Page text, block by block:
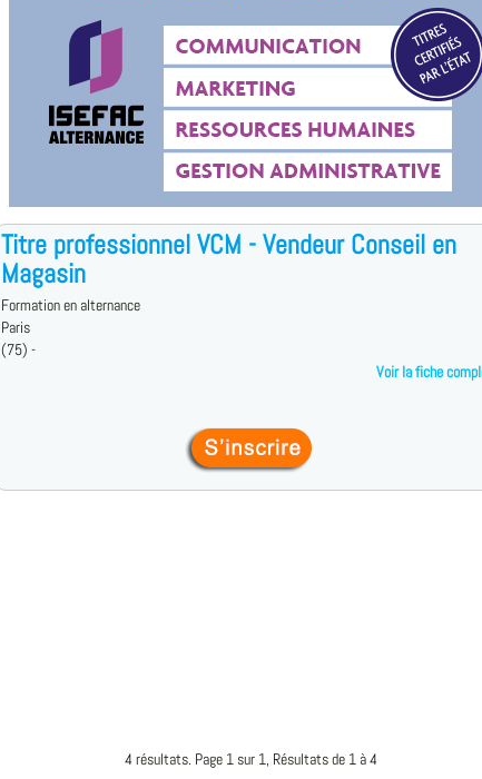
Titre professionnel VCM - Vendeur Conseil en
Magasin
Formation en alternance
Paris
(75) -
Voir la fiche
4 résultats. Page 1 sur 1, Résultats de 1 à 4